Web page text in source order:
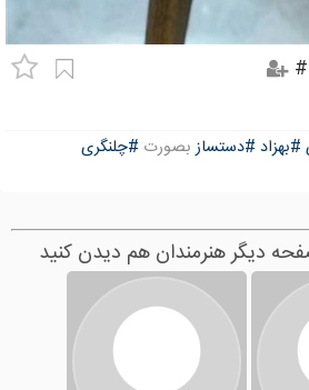
#بهزاد #دستسازبصورت #چلنگری
دیگر هنرمندان هم دیدن کنید